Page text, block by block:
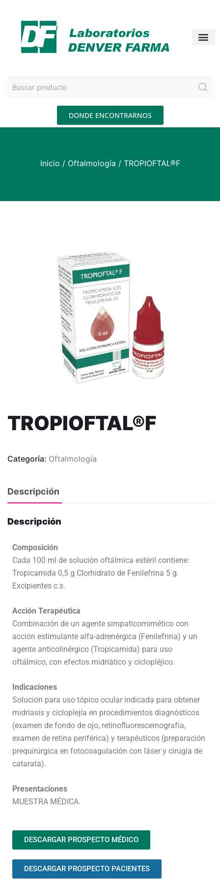
DONDE ENCONTRARNOS
Inicio / Oftalmología / TROPIOFTAL®F
TROPIOFTAL®F
Categoría: Oftalmología
Descripción
Descripción
Composición
Cada 100 ml de solución oftálmica estéril contiene:
Tropicamida 0,5 g Clorhidrato de Fenilefrina 5 g.
Excipientes c.s.
Acción Terapéutica
Combinación de un agente simpaticomimético con
acción estimulante alfa-adrenérgica (Fenilefrina) y un
agente anticolinérgico (Tropicamida) para uso
oftálmico, con efectos midriático y ciclopléjico.
Indicaciones
Solución para uso tópico ocular indicada para obtener
midriasis y cicloplejía en procedimientos diagnósticos
(examen de fondo de ojo, retinofluoresceinografía,
examen de retina periférica) y terapéuticos (preparación
prequirúrgica en fotocoagulación con láser y cirugía de
catarata).
Presentaciones
MUESTRA MÉDICA.
DESCARGAR PROSPECTO MÉDICO
DESCARGAR PROSPECTO PACIENTES